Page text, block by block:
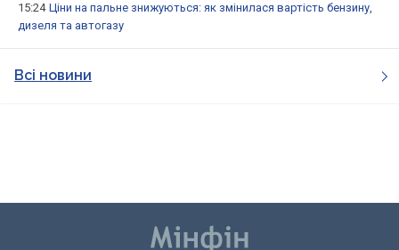
15:24 Ціни на пальне знижуються: як змінилася вартість бензину,
дизеля та автогазу
Всі новини